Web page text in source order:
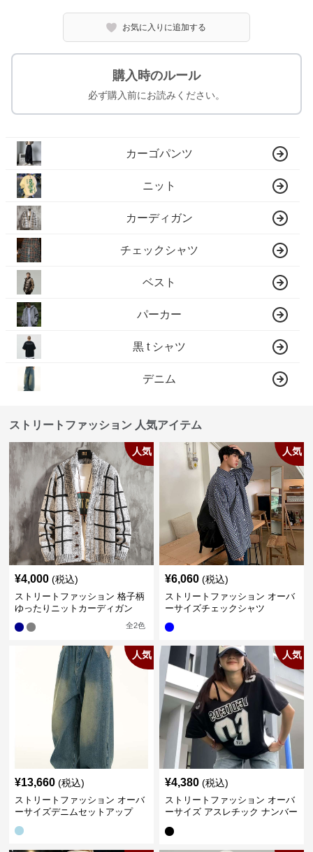
お気に入りに追加する
購入時のルール
必ず購入前にお読みください。
カーゴパンツ
ニット
カーディガン
チェックシャツ
ベスト
パーカー
黒 t シャツ
デニム
ストリートファッション 人気アイテム
人気
¥4,000 (税込)
ストリートファッション 格子柄
ゆったりニットカーディガン
全2色
人気
¥6,060 (税込)
ストリートファッション オーバ
ーサイズチェックシャツ
人気
¥13,660 (税込)
ストリートファッション オーバ
ーサイズデニムセットアップ
人気
¥4,380 (税込)
ストリートファッション オーバ
ーサイズ アスレチック ナンバー